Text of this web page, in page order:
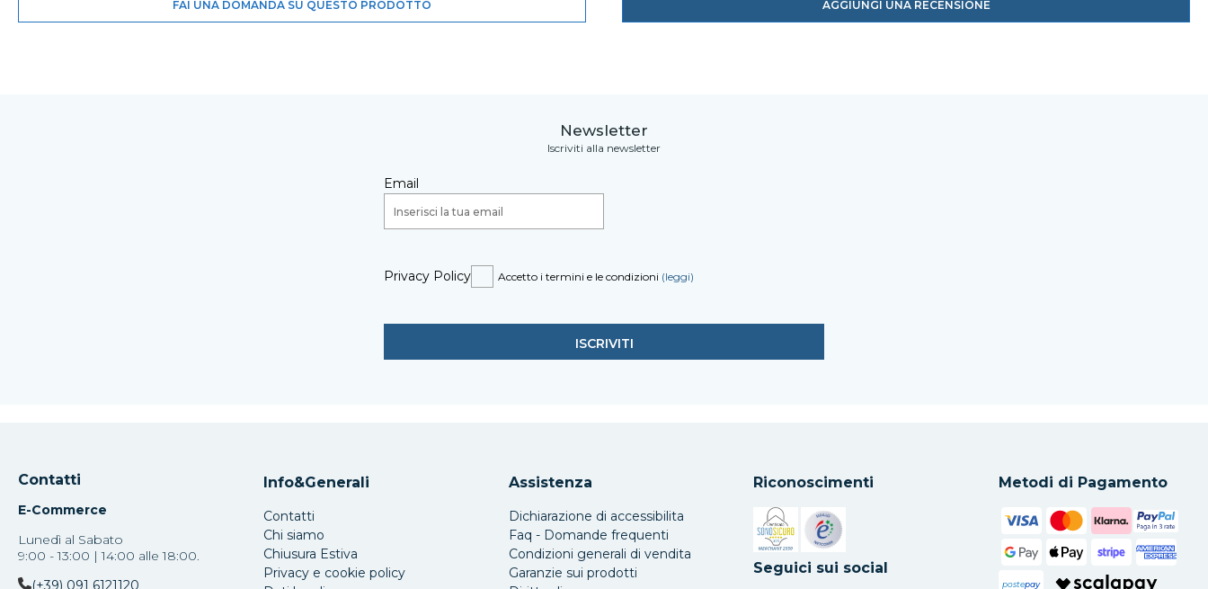
FAI UNA DOMANDA SU QUESTO PRODOTTO AGGIUNGI UNA RECENSIONE
Newsletter
Iscriviti alla newsletter
Email
Privacy Policy Accetto i termini e le condizioni (leggi)
Contatti
E-Commerce
Lunedì al Sabato
9:00 - 13:00 | 14:00 alle 18:00.
(+39) 091 6121120
Info&Generali
Contatti
Chi siamo
Chiusura Estiva
Privacy e cookie policy
Assistenza
Dichiarazione di accessibilita
Faq - Domande frequenti
Condizioni generali di vendita
Garanzie sui prodotti
Riconoscimenti
Si apre in una nuova scheda
Si apre in una nuova scheda
Seguici sui social
Metodi di Pagamento
postepay